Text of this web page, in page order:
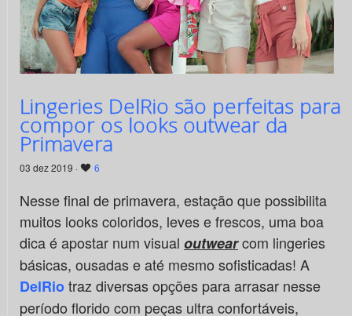
Lingeries DelRio são perfeitas para
compor os looks outwear da
Primavera
03 dez 2019 · 6
Nesse final de primavera, estação que possibilita
muitos looks coloridos, leves e frescos, uma boa
dica é apostar num visual outwearcom lingeries
básicas, ousadas e até mesmo sofisticadas! A
DelRiotraz diversas opções para arrasar nesse
período florido com peças ultra confortáveis,